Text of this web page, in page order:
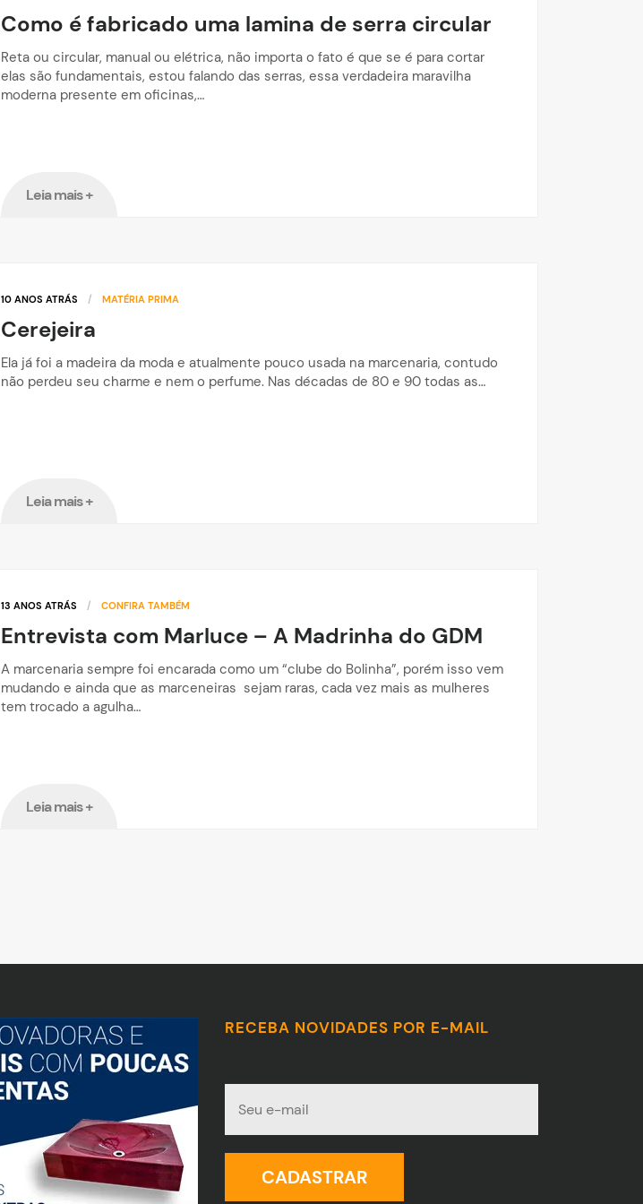
Como é fabricado uma lamina de serra circular
Reta ou circular, manual ou elétrica, não importa o fato é que se é para cortar
elas são fundamentais, estou falando das serras, essa verdadeira maravilha
moderna presente em oficinas,…
Leia mais +
10 ANOS ATRÁS / MATÉRIA PRIMA
Cerejeira
Ela já foi a madeira da moda e atualmente pouco usada na marcenaria, contudo
não perdeu seu charme e nem o perfume. Nas décadas de 80 e 90 todas as…
Leia mais +
13 ANOS ATRÁS / CONFIRA TAMBÉM
Entrevista com Marluce – A Madrinha do GDM
A marcenaria sempre foi encarada como um “clube do Bolinha”, porém isso vem
mudando e ainda que as marceneiras sejam raras, cada vez mais as mulheres
tem trocado a agulha…
Leia mais +
RECEBA NOVIDADES POR E-MAIL